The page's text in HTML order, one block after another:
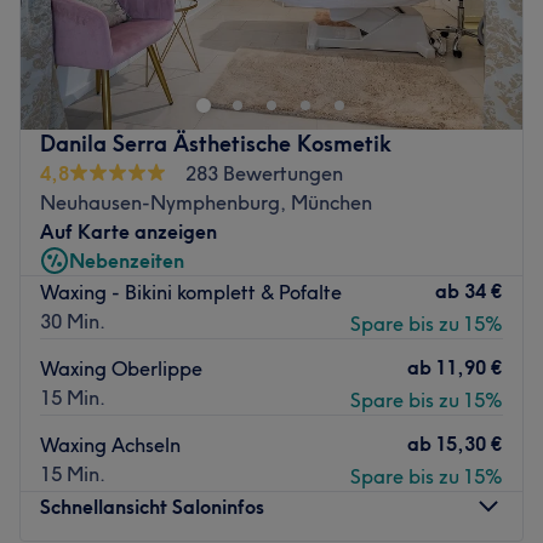
Schöne und gepflegte Nägel Zaubert dir das Team của
Infinity Beauty Lounge ở München, Maxvorstadt.
Hierwöhnt man dich neben Wimpernverlängerungen,
klassischer Maniküre und Pediküre, sowie vielen weiteren
Angeboten and Nagelmodellagen and aufregenden
Designs.
Nächste öffentliche Verkehrsmittel:
Die Station Theresienstraße ist nur 3 Geh Minuten vom
Studio entfernt.
Đội ngũ:
und hat sich neben der Wimpernverlängerung auf die
Pflege für Hände und Füße spezialisiert. Es wird sich viel
Zeit für dich genommen và du wirst ausführlich beraten,
um den passenden Service für dich zu finden. Hier wird
alles daran gesetzt, dass du dich wohlfühlst và den Salon
glücklich und zufrieden wieder verlässt.
Danila Serra Ästhetische Kosmetik
4,8
283 Bewertungen
Neuhausen-Nymphenburg, München
Auf Karte anzeigen
Nebenzeiten
Waxing - Bikini komplett & Pofalte
30 Min.
ab 34 €
Spare bis zu 15%
Waxing Oberlippe
15 Min.
ab 11,90 €
Spare bis zu 15%
Waxing Achseln
15 Min.
ab 15,30 €
Spare bis zu 15%
Schnellansicht Saloninfos